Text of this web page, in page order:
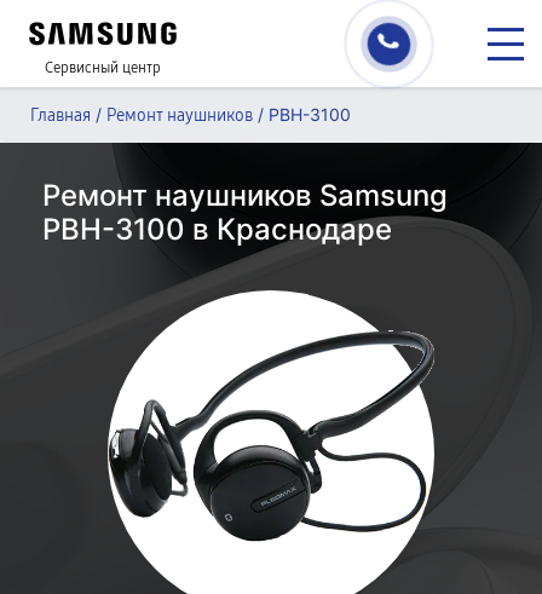
Сервисный центр
Главная / Ремонт наушников / PBH-3100
Ремонт наушников Samsung
PBH-3100 в Краснодаре